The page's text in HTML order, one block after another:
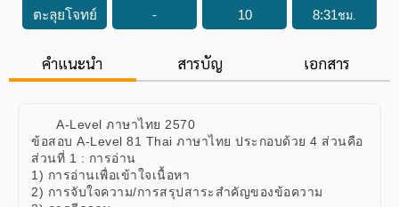
ตะลุยโจทย์ - 10 8:31ชม.
คำแนะนำ สารบัญ เอกสาร
A-Level ภาษาไทย 2570
ข้อสอบ A-Level 81 Thai ภาษาไทย ประกอบด้วย 4 ส่วนคือ
ส่วนที่ 1 : การอ่าน
1) การอ่านเพื่อเข้าใจเนื้อหา
2) การจับใจความ/การสรุปสาระสำคัญของข้อความ